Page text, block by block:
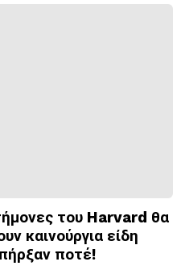
του Harvard θα
καινούργια είδη
ποτέ!